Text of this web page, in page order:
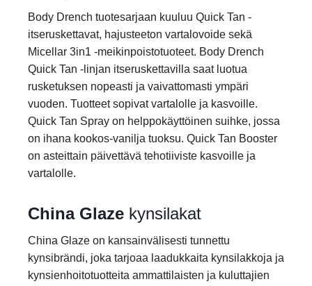
Body Drench tuotesarjaan kuuluu Quick Tan -
itseruskettavat, hajusteeton vartalovoide sekä
Micellar 3in1 -meikinpoistotuoteet. Body Drench
Quick Tan -linjan itseruskettavilla saat luotua
rusketuksen nopeasti ja vaivattomasti ympäri
vuoden. Tuotteet sopivat vartalolle ja kasvoille.
Quick Tan Spray on helppokäyttöinen suihke, jossa
on ihana kookos-vanilja tuoksu. Quick Tan Booster
on asteittain päivettävä tehotiiviste kasvoille ja
vartalolle.
China Glaze kynsilakat
China Glaze on kansainvälisesti tunnettu
kynsibrändi, joka tarjoaa laadukkaita kynsilakkoja ja
kynsienhoitotuotteita ammattilaisten ja kuluttajien